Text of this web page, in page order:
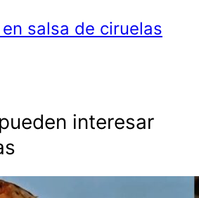
salsa de ciruelas
interesar